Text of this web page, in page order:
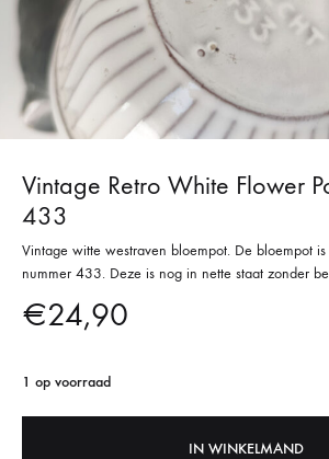
Vintage Retro White Flower
433
Vintage witte westraven bloempot. De bloempot
nummer 433. Deze is nog in nette staat zonder
€24,90
1 op voorraad
IN WINKELMAND